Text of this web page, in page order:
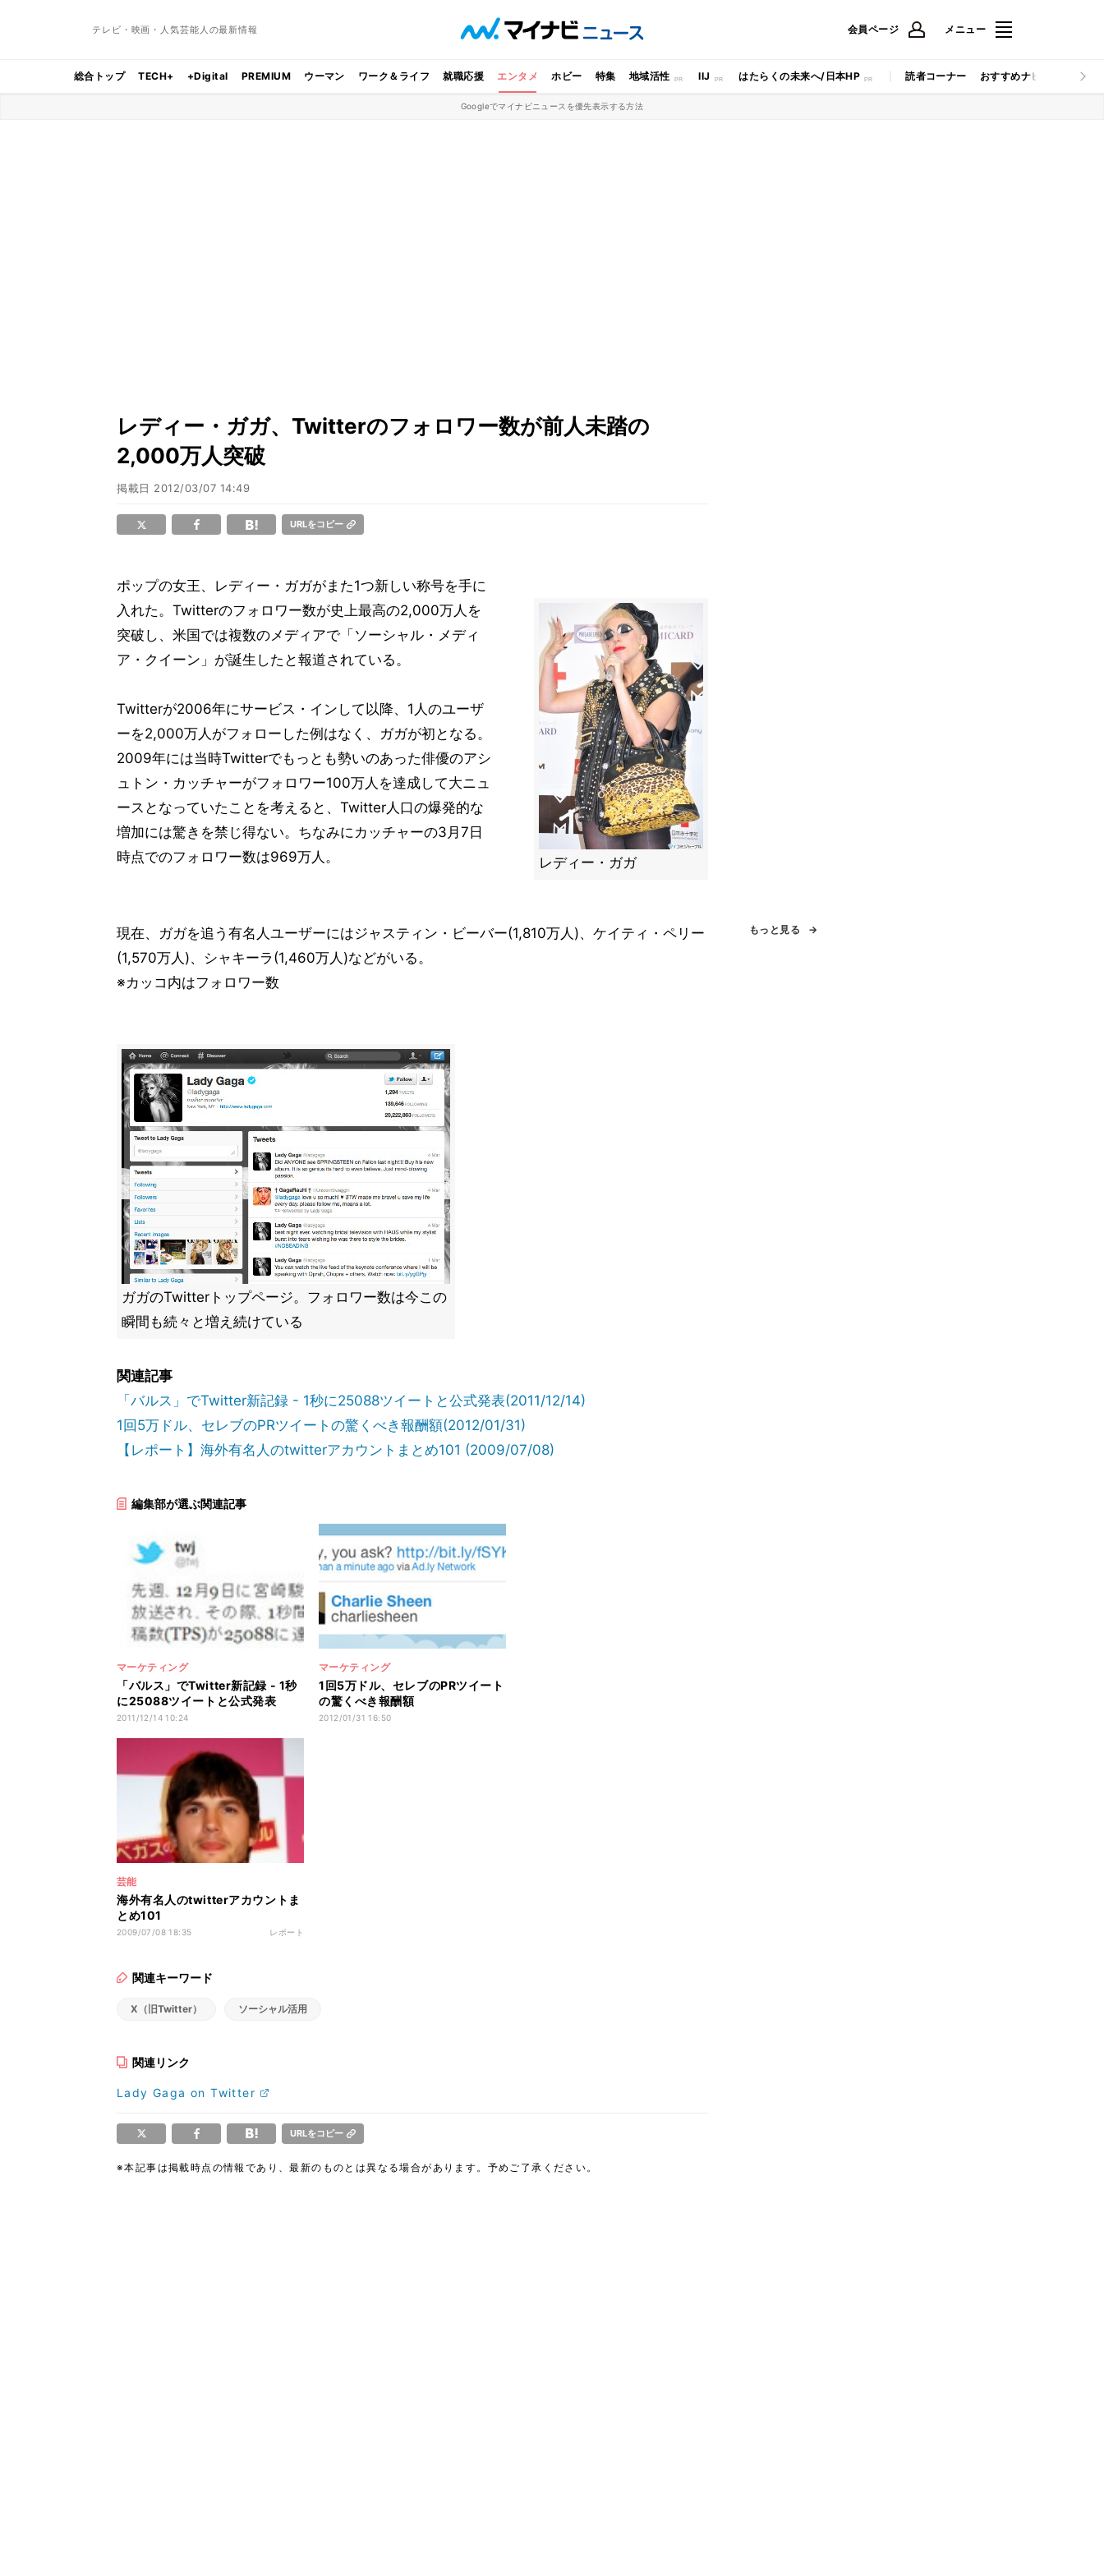
テレビ・映画・人気芸能人の最新情報 会員ページ メニュー
総合トップ TECH+ +Digital PREMIUM ウーマン ワーク＆ライフ 就職応援 エンタメ ホビー 特集 地域活性 IIJ はたらくの未来へ/日本HP 読者コーナー おすすめナビ マイナビ
Googleでマイナビニュースを優先表示する方法
レディー・ガガ、Twitterのフォロワー数が前人未踏の
2,000万人突破
掲載日 2012/03/07 14:49
URLをコピー
レディー・ガガ
ポップの女王、レディー・ガガがまた1つ新しい称号を手に
入れた。Twitterのフォロワー数が史上最高の2,000万人を
突破し、米国では複数のメディアで「ソーシャル・メディ
ア・クイーン」が誕生したと報道されている。
Twitterが2006年にサービス・インして以降、1人のユーザ
ーを2,000万人がフォローした例はなく、ガガが初となる。
2009年には当時Twitterでもっとも勢いのあった俳優のアシ
ュトン・カッチャーがフォロワー100万人を達成して大ニュ
ースとなっていたことを考えると、Twitter人口の爆発的な
増加には驚きを禁じ得ない。ちなみにカッチャーの3月7日
時点でのフォロワー数は969万人。
現在、ガガを追う有名人ユーザーにはジャスティン・ビーバー(1,810万人)、ケイティ・ペリー
(1,570万人)、シャキーラ(1,460万人)などがいる。
※カッコ内はフォロワー数
ガガのTwitterトップページ。フォロワー数は今この
瞬間も続々と増え続けている
関連記事
「バルス」でTwitter新記録 - 1秒に25088ツイートと公式発表(2011/12/14)
1回5万ドル、セレブのPRツイートの驚くべき報酬額(2012/01/31)
【レポート】海外有名人のtwitterアカウントまとめ101 (2009/07/08)
編集部が選ぶ関連記事
マーケティング
「バルス」でTwitter新記録 - 1秒
に25088ツイートと公式発表
2011/12/14 10:24
マーケティング
1回5万ドル、セレブのPRツイート
の驚くべき報酬額
2012/01/31 16:50
芸能
海外有名人のtwitterアカウントま
とめ101
2009/07/08 18:35 レポート
関連キーワード
X（旧Twitter） ソーシャル活用
関連リンク
Lady Gaga on Twitter
URLをコピー
※本記事は掲載時点の情報であり、最新のものとは異なる場合があります。予めご了承ください。
もっと見る